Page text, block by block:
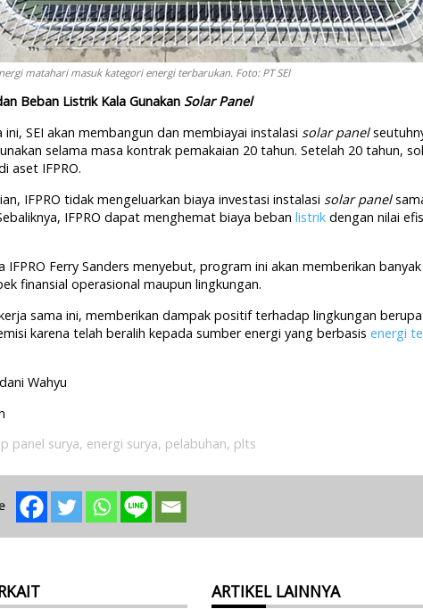
matahari masuk kategori energi terbarukan. Foto: PT SEI
Beban Listrik Kala Gunakan Solar Panel
ini, SEI akan membangun dan membiayai instalasi solar panel
selama masa kontrak pemakaian 20 tahun. Setelah 20 tahun,
aset IFPRO.
IFPRO tidak mengeluarkan biaya investasi instalasi solar panel
IFPRO dapat menghemat biaya beban listrik dengan nilai
IFPRO Ferry Sanders menyebut, program ini akan memberikan
finansial operasional maupun lingkungan.
sama ini, memberikan dampak positif terhadap lingkungan berupa
karena telah beralih kepada sumber energi yang berbasis energi
Wahyu
panel surya, energi surya, pelabuhan, plts
ARTIKEL LAINNYA